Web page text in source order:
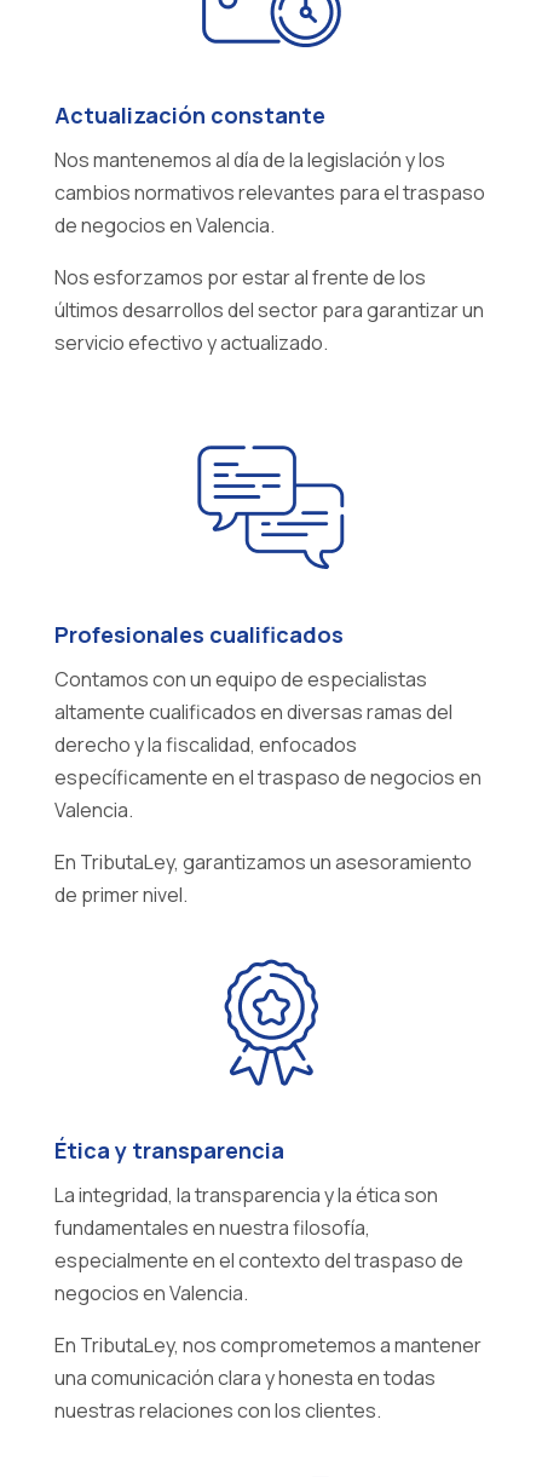
Actualización constante
Nos mantenemos al día de la legislación y los
cambios normativos relevantes para el traspaso
de negocios en Valencia.
Nos esforzamos por estar al frente de los
últimos desarrollos del sector para garantizar un
servicio efectivo y actualizado.
Profesionales cualificados
Contamos con un equipo de especialistas
altamente cualificados en diversas ramas del
derecho y la fiscalidad, enfocados
específicamente en el traspaso de negocios en
Valencia.
En TributaLey, garantizamos un asesoramiento
de primer nivel.
Ética y transparencia
La integridad, la transparencia y la ética son
fundamentales en nuestra filosofía,
especialmente en el contexto del traspaso de
negocios en Valencia.
En TributaLey, nos comprometemos a mantener
una comunicación clara y honesta en todas
nuestras relaciones con los clientes.